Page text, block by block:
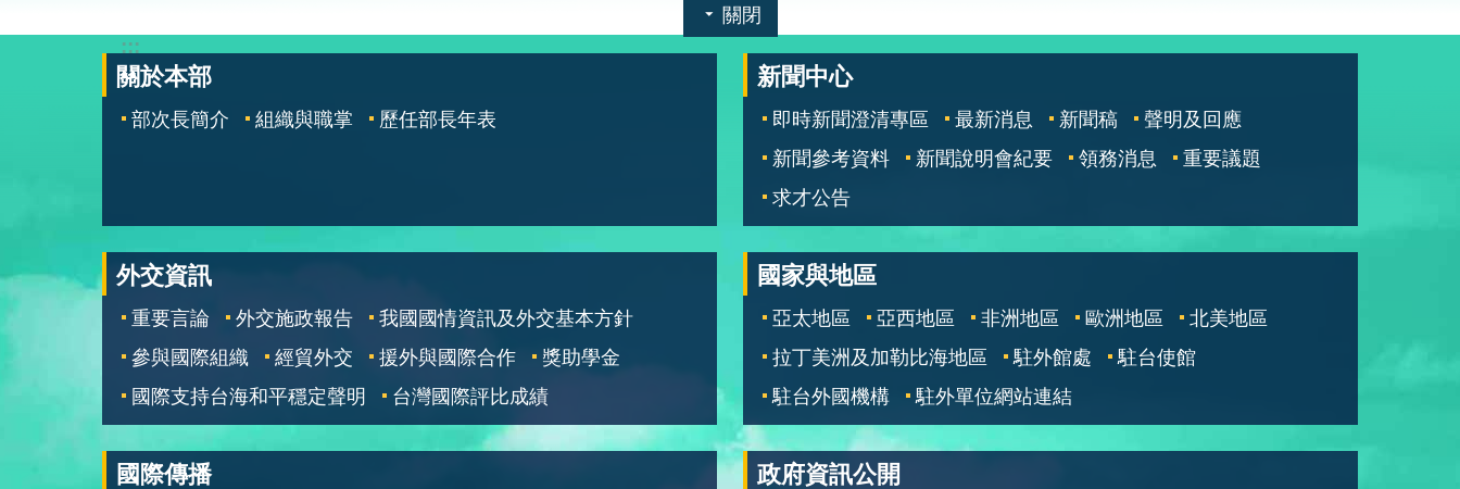
關閉
:::
關於本部
部次長簡介 組織與職掌 歷任部長年表
新聞中心
即時新聞澄清專區 最新消息 新聞稿
聲明及回應
新聞參考資料
新聞說明會紀要 領務消息
重要議題
求才公告
外交資訊
重要言論 外交施政報告
我國國情資訊及外交基本方針
參與國際組織
經貿外交 援外與國際合作
獎助學金
國際支持台海和平穩定聲明
台灣國際評比成績
國家與地區
亞太地區 亞西地區 非洲地區 歐洲地區
北美地區
拉丁美洲及加勒比海地區
駐外館處
駐台使館
駐台外國機構
駐外單位網站連結
國際傳播 政府資訊公開